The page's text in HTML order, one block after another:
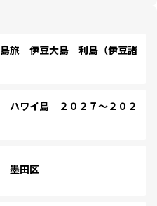
旅 伊豆大島 利島（伊豆諸
ハワイ島 ２０２７～２０２
墨田区